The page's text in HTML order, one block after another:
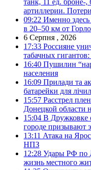
артиллерии.
09:22 Именно
в 20–50 км от
6 Серпня , 2026
17:33 Россияне
табачных
16:40 Пушилин
населения
16:09 Прилади та
батарейки для
15:57 Расстрел
Донецкой области
15:04 В Дружковке
городе призывают
13:11 Атака на
НПЗ
12:28 Удары РФ по
жизнь местного